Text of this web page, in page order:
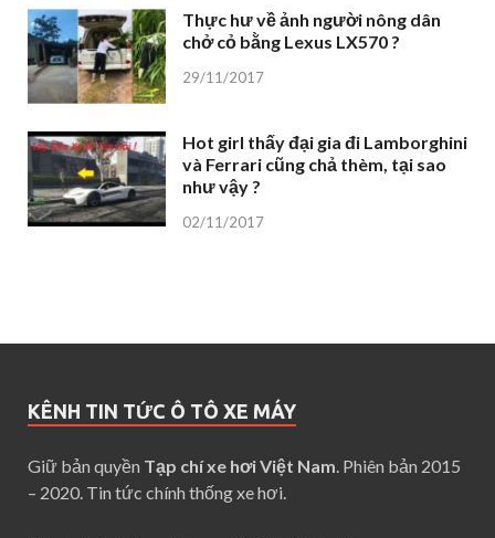
Thực hư về ảnh người nông dân
chở cỏ bằng Lexus LX570 ?
29/11/2017
Hot girl thấy đại gia đi Lamborghini
và Ferrari cũng chả thèm, tại sao
như vậy ?
02/11/2017
KÊNH TIN TỨC Ô TÔ XE MÁY
Giữ bản quyền Tạp chí xe hơi Việt Nam. Phiên bản 2015
– 2020. Tin tức chính thống xe hơi.